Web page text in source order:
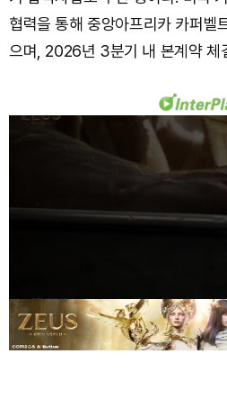
협력을 통해 중앙아프리카 카퍼벨
으며, 2026년 3분기 내 본계약 체